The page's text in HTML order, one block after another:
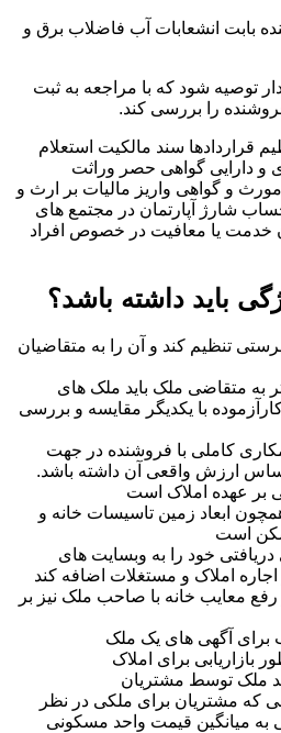
بابت انشعابات آب فاضلاب برق و
توصیه شود که با مراجعه به ثبت
را بررسی کند.
قراردادها سند مالکیت استعلام
و دارایی گواهی حصر وراثت
و گواهی واریز مالیات بر ارث و
شارژ آپارتمان در مجتمع های
خدمت یا معافیت در خصوص افراد
باید داشته باشد؟
تنظیم کند و آن را به متقاضیان
به متقاضی ملک باید ملک های
با یکدیگر مقایسه و بررسی
کاملی با فروشنده در جهت
ارزش واقعی آن داشته باشد.
بر عهده املاک است
ابعاد زمین تاسیسات خانه و
است
دریافتی خود را به وبسایت های
املاک و مستغلات اضافه کند
رفع معایب خانه با صاحب ملک نیز بر
آگهی های یک ملک
بازاریابی برای املاک
ملک توسط مشتریان
که مشتریان برای ملکی در نظر
به میانگین قیمت واحد مسکونی